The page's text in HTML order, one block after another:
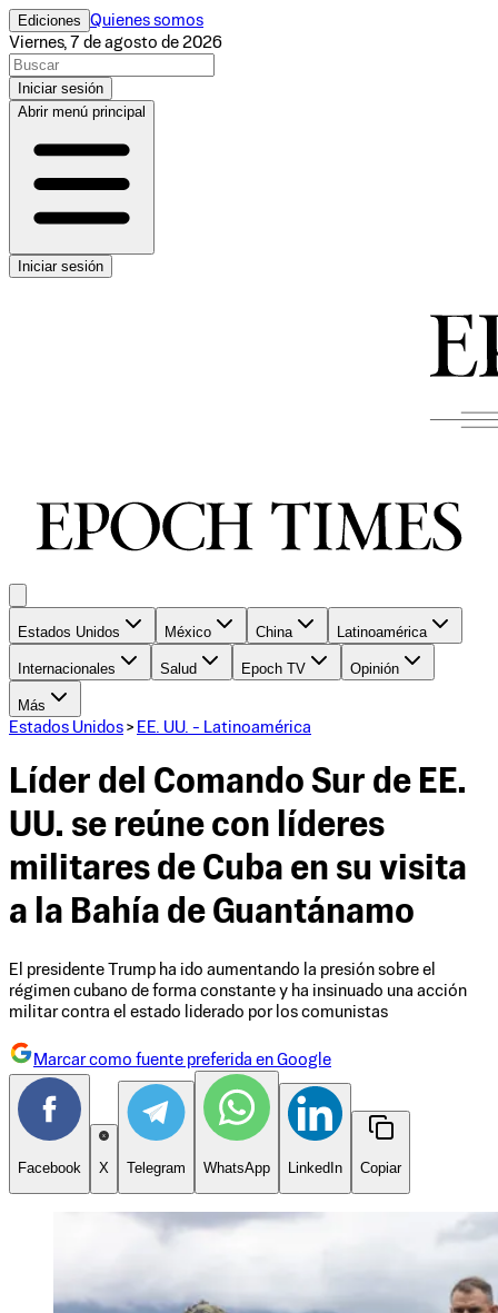
Ediciones Quienes somos
Viernes, 7 de agosto de 2026
Iniciar sesión
Abrir menú principal
Iniciar sesión
Estados Unidos México China Latinoamérica
Internacionales Salud Epoch TV Opinión
Más
Estados Unidos > EE. UU. - Latinoamérica
Líder del Comando Sur de EE.
UU. se reúne con líderes
militares de Cuba en su visita
a la Bahía de Guantánamo
El presidente Trump ha ido aumentando la presión sobre el
régimen cubano de forma constante y ha insinuado una acción
militar contra el estado liderado por los comunistas
Marcar como fuente preferida en Google
Facebook X Telegram WhatsApp LinkedIn Copiar